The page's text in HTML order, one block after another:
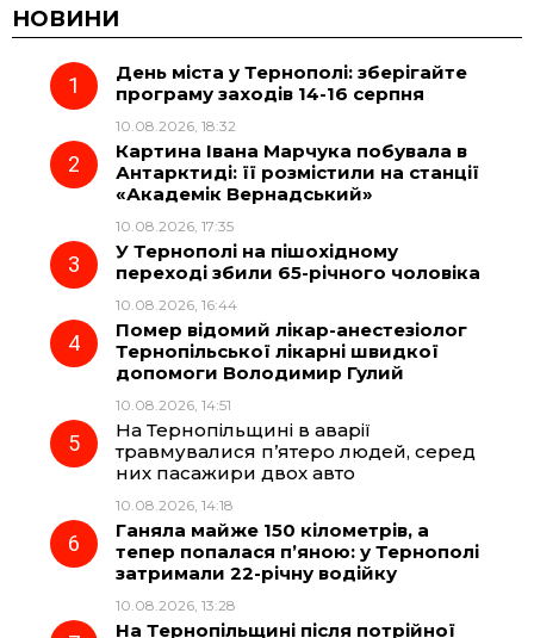
c
e
o
o
e
g
r
a
m
t
A
p
НОВИНИ
День міста у Тернополі: зберігайте
програму заходів 14-16 серпня
10.08.2026, 18:32
Картина Івана Марчука побувала в
Антарктиді: її розмістили на станції
«Академік Вернадський»
10.08.2026, 17:35
У Тернополі на пішохідному
переході збили 65-річного чоловіка
10.08.2026, 16:44
Помер відомий лікар-анестезіолог
Тернопільської лікарні швидкої
допомоги Володимир Гулий
10.08.2026, 14:51
На Тернопільщині в аварії
травмувалися п’ятеро людей, серед
них пасажири двох авто
10.08.2026, 14:18
Ганяла майже 150 кілометрів, а
тепер попалася п’яною: у Тернополі
затримали 22-річну водійку
10.08.2026, 13:28
На Тернопільщині після потрійної